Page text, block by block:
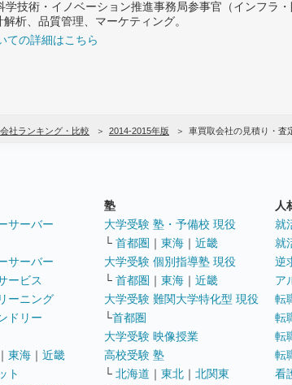
技術・イノベーション推進事務局参事官（インフラ
析、品質管理、マーケティング。
の詳細はこちら
社ランキング・比較 2014-2015年版 車買取会社の見積り・査
サーバー
サーバー
ービス
ーニング
ドリー
東海 ｜ 近畿
ト
塾
大学受験 塾・予備校 現役
└ 首都圏 ｜ 東海 ｜ 近畿
大学受験 個別指導塾 現役
└ 首都圏 ｜ 東海 ｜ 近畿
大学受験 難関大学特化型 現役
└首都圏
大学受験 映像授業
高校受験 塾
└ 北海道 ｜ 東北 ｜ 北関東
人
就
就
逆
ア
転
転
転
転
看